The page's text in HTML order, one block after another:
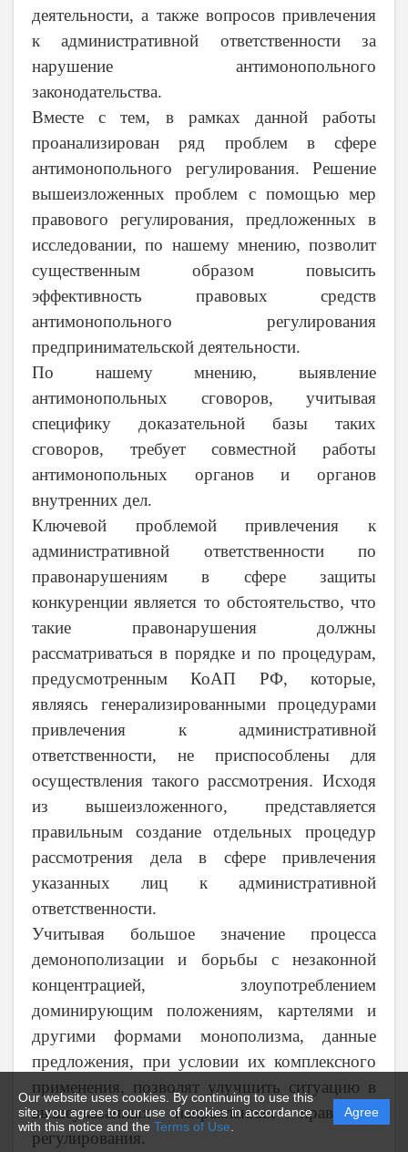
Our website uses cookies. By continuing to use this
site, you agree to our use of cookies in accordance
with this notice and the Terms of Use
Agree
деятельности, а также вопросов привлечения
к административной ответственности за
нарушение антимонопольного
законодательства.
Вместе с тем, в рамках данной работы
проанализирован ряд проблем в сфере
антимонопольного регулирования. Решение
вышеизложенных проблем с помощью мер
правового регулирования, предложенных в
исследовании, по нашему мнению, позволит
существенным образом повысить
эффективность правовых средств
антимонопольного регулирования
предпринимательской деятельности.
По нашему мнению, выявление
антимонопольных сговоров, учитывая
специфику доказательной базы таких
сговоров, требует совместной работы
антимонопольных органов и органов
внутренних дел.
Ключевой проблемой привлечения к
административной ответственности по
правонарушениям в сфере защиты
конкуренции является то обстоятельство, что
такие правонарушения должны
рассматриваться в порядке и по процедурам,
предусмотренным КоАП РФ, которые,
являясь генерализированными процедурами
привлечения к административной
ответственности, не приспособлены для
осуществления такого рассмотрения. Исходя
из вышеизложенного, представляется
правильным создание отдельных процедур
рассмотрения дела в сфере привлечения
указанных лиц к административной
ответственности.
Учитывая большое значение процесса
демонополизации и борьбы с незаконной
концентрацией, злоупотреблением
доминирующим положениям, картелями и
другими формами монополизма, данные
предложения, при условии их комплексного
применения, позволят улучшить ситуацию в
вышеуказанных направлениях правового
регулирования.